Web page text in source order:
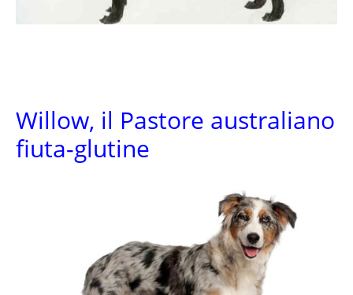
Willow, il Pastore australiano
fiuta-glutine